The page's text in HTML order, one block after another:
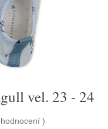
vel. 23 - 24
hodnocení )